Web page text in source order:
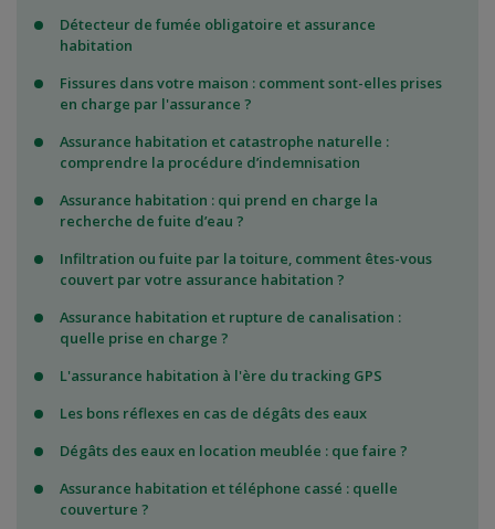
Détecteur de fumée obligatoire et assurance
habitation
Fissures dans votre maison : comment sont-elles prises
en charge par l'assurance ?
Assurance habitation et catastrophe naturelle :
comprendre la procédure d’indemnisation
Assurance habitation : qui prend en charge la
recherche de fuite d’eau ?
Infiltration ou fuite par la toiture, comment êtes-vous
couvert par votre assurance habitation ?
Assurance habitation et rupture de canalisation :
quelle prise en charge ?
L'assurance habitation à l'ère du tracking GPS
Les bons réflexes en cas de dégâts des eaux
Dégâts des eaux en location meublée : que faire ?
Assurance habitation et téléphone cassé : quelle
couverture ?